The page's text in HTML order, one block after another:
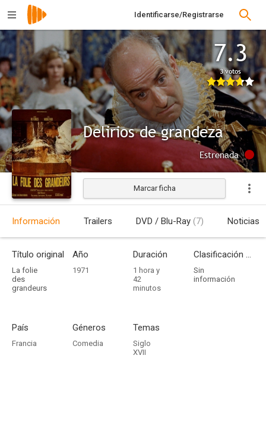
Identificarse/Registrarse
7.3
3 votos
Delirios de grandeza
Estrenada
Marcar ficha
Información Trailers DVD / Blu-Ray (7) Noticias
Título original
La folie
des
grandeurs
Año
1971
Duración
1 hora y
42
minutos
Clasificación por edades
Sin
información
País
Francia
Géneros
Comedia
Temas
Siglo
XVII